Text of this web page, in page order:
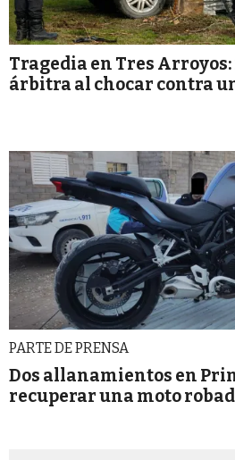
Tragedia en Tres
árbitra al chocar contra
PARTE DE PRENSA
Dos allanamientos en
recuperar una moto